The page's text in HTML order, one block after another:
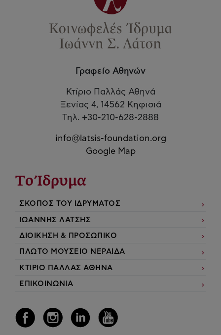
Γραφείο Αθηνών
Κτίριο Παλλάς Αθηνά
Ξενίας 4, 14562 Κηφισιά
Τηλ. +30-210-628-2888
info@latsis-foundation.org
Google Map
Το Ίδρυμα
ΣΚΟΠΟΣ ΤΟΥ ΙΔΡΥΜΑΤΟΣ
ΙΩΑΝΝΗΣ ΛΑΤΣΗΣ
ΔΙΟΙΚΗΣΗ & ΠΡΟΣΩΠΙΚΟ
ΠΛΩΤΟ ΜΟΥΣΕΙΟ ΝΕΡΑΙΔΑ
ΚΤΙΡΙΟ ΠΑΛΛΑΣ ΑΘΗΝΑ
ΕΠΙΚΟΙΝΩΝΙΑ